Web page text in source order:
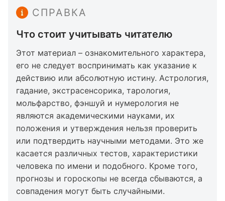
СПРАВКА
Что стоит учитывать читателю
Этот материал – ознакомительного характера,
его не следует воспринимать как указание к
действию или абсолютную истину. Астрология,
гадание, экстрасенсорика, тарология,
мольфарство, фэншуй и нумерология не
являются академическими науками, их
положения и утверждения нельзя проверить
или подтвердить научными методами. Это же
касается различных тестов, характеристики
человека по имени и подобного. Кроме того,
прогнозы и гороскопы не всегда сбываются, а
совпадения могут быть случайными.